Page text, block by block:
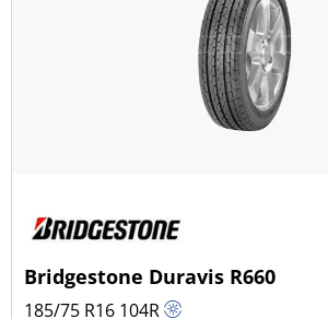
Ganzjahresreifen (9)
Pkw (0)
Transporter (46)
Bridgestone Duravis R660
185/75 R16 104R